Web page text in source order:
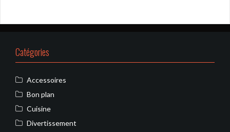
Catégories
Accessoires
Bon plan
Cuisine
Divertissement